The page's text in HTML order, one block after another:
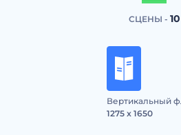
СЦЕНЫ - 10
Вертикальный
1275 x 1650